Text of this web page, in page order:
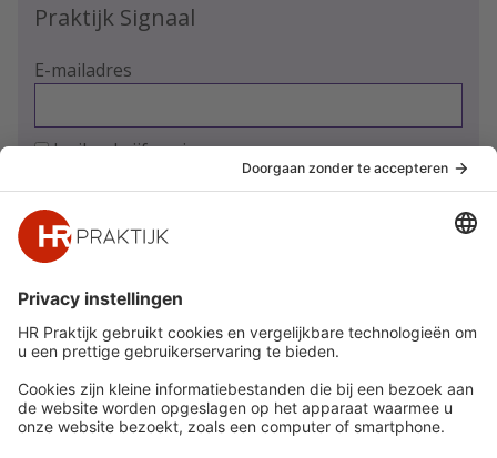
Praktijk Signaal
E-mailadres
Ja, ik schrijf me in
Snel naar
Nieuws
Whitepapers
Meer
HR Academy
HR Podcast